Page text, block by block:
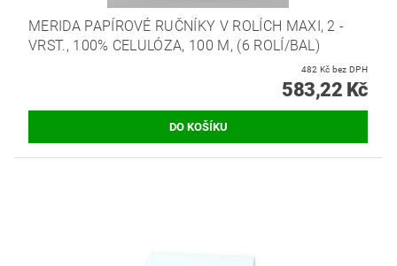
MERIDA PAPÍROVÉ RUČNÍKY V ROLÍCH MAXI, 2 -
VRST., 100% CELULÓZA, 100 M, (6 ROLÍ/BAL)
482 Kč bez DPH
583,22 Kč